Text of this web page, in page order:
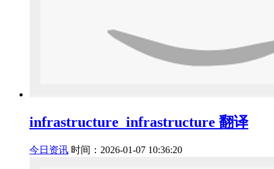
infrastructure_infrastructure 翻译
今日资讯 时间：2026-01-07 10:36:20